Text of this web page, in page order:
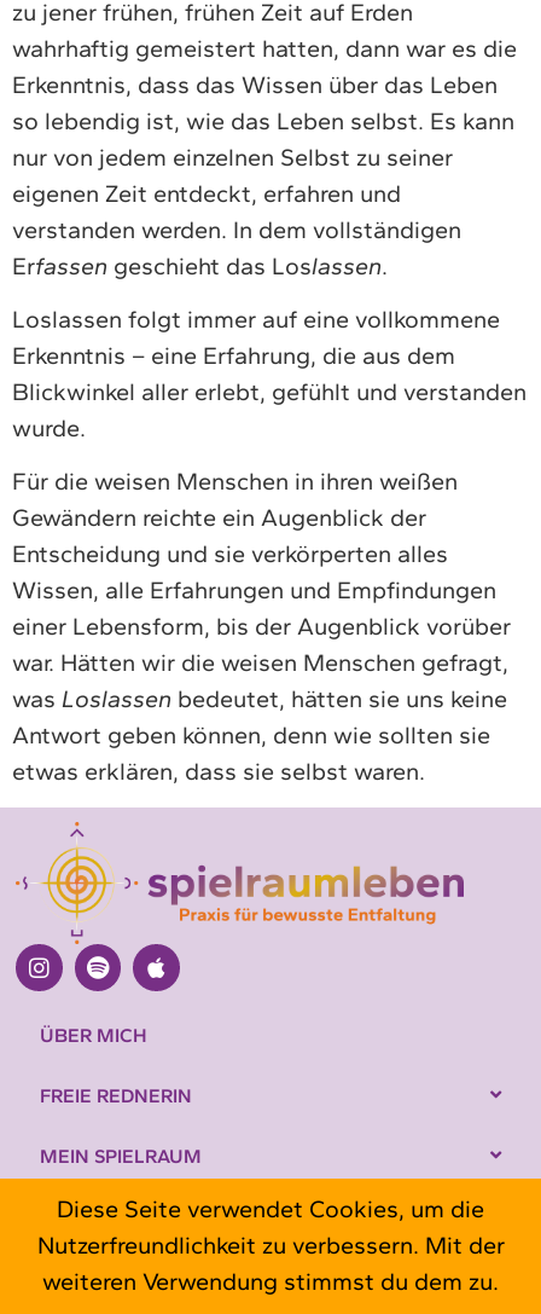
zu jener frühen, frühen Zeit auf Erden
wahrhaftig gemeistert hatten, dann war es die
Erkenntnis, dass das Wissen über das Leben
so lebendig ist, wie das Leben selbst. Es kann
nur von jedem einzelnen Selbst zu seiner
eigenen Zeit entdeckt, erfahren und
verstanden werden. In dem vollständigen
Erfassen geschieht das Loslassen.
Loslassen folgt immer auf eine vollkommene
Erkenntnis – eine Erfahrung, die aus dem
Blickwinkel aller erlebt, gefühlt und verstanden
wurde.
Für die weisen Menschen in ihren weißen
Gewändern reichte ein Augenblick der
Entscheidung und sie verkörperten alles
Wissen, alle Erfahrungen und Empfindungen
einer Lebensform, bis der Augenblick vorüber
war. Hätten wir die weisen Menschen gefragt,
was Loslassen bedeutet, hätten sie uns keine
Antwort geben können, denn wie sollten sie
etwas erklären, dass sie selbst waren.
ÜBER MICH
FREIE REDNERIN
MEIN SPIELRAUM
IMPULSE
KONTAKT
Diese Seite verwendet Cookies, um die
Nutzerfreundlichkeit zu verbessern. Mit der
weiteren Verwendung stimmst du dem zu.